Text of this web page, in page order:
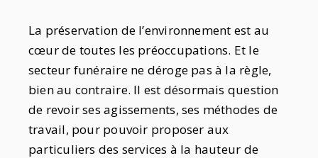
La préservation de l’environnement est au
cœur de toutes les préoccupations. Et le
secteur funéraire ne déroge pas à la règle,
bien au contraire. Il est désormais question
de revoir ses agissements, ses méthodes de
travail, pour pouvoir proposer aux
particuliers des services à la hauteur de